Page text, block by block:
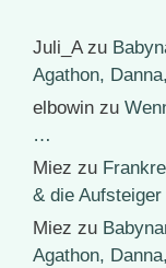
Juli_Azu
Agathon,
elbowin zu
…
Miez zu
& die Aufsteiger
Miez zu
Agathon,